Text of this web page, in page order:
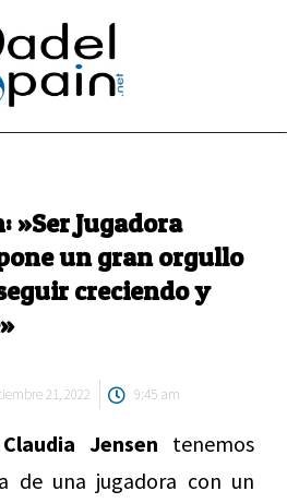
»Ser Jugadora
un gran orgullo
creciendo y
21, 2022 9:45 am
Claudia Jensen tenemos
de una jugadora con un